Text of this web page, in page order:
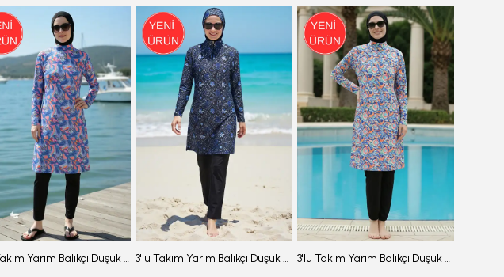
3'Lü Takım Yarım Balıkçı Düşük Omuz Yarasakol Likralı Kumaş Burkini Tesettür Mayo D48 3'lü Takım Yarım Balıkçı Düşük Omuz Yarasakol Likralı Kumaş Burkini Tesettür Mayo D32 3'lü Takım Yarım Balıkçı Düşük Omuz Yarasakol Likralı Kumaş Burkini Tesettür Mayo D49